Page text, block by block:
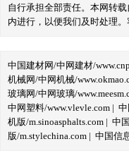
自行承担全部责任。本网转
内进行，以便我们及时处理。
中国建材网/中网建材/
机械网/中网机械/
玻璃网/中网玻璃/
中网塑料/www.vlevle.com |
机版/m.sinoasphalts.com | 中
版/m.stylechina.com | 中国信